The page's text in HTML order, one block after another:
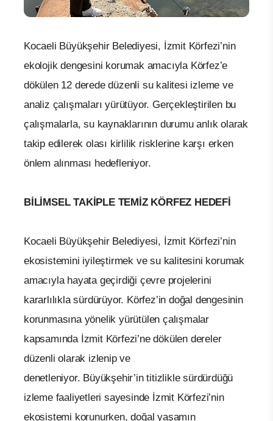
Kocaeli Büyükşehir Belediyesi, İzmit Körfezi’nin
ekolojik dengesini korumak amacıyla Körfez’e
dökülen 12 derede düzenli su kalitesi izleme ve
analiz çalışmaları yürütüyor. Gerçekleştirilen bu
çalışmalarla, su kaynaklarının durumu anlık olarak
takip edilerek olası kirlilik risklerine karşı erken
önlem alınması hedefleniyor.
BİLİMSEL TAKİPLE TEMİZ KÖRFEZ HEDEFİ
Kocaeli Büyükşehir Belediyesi, İzmit Körfezi’nin
ekosistemini iyileştirmek ve su kalitesini korumak
amacıyla hayata geçirdiği çevre projelerini
kararlılıkla sürdürüyor. Körfez’in doğal dengesinin
korunmasına yönelik yürütülen çalışmalar
kapsamında İzmit Körfezi’ne dökülen dereler
düzenli olarak izlenip ve
denetleniyor. Büyükşehir’in titizlikle sürdürdüğü
izleme faaliyetleri sayesinde İzmit Körfezi’nin
ekosistemi korunurken, doğal yaşamın